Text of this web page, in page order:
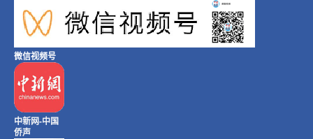
微信视频号
中新网-中国
侨声